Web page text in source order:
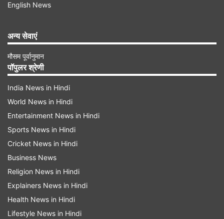
स्टेटस चेक करने का क्या है तरीका
खबर के मुताबिक, निवेशक बीएसई और एनएसई की वेबसाइटों
के साथ-साथ आईपीओ रजिस्ट्रार के ऑफिशियल पोर्टल पर
प्रोस्टारम इंफो सिस्टम्स आईपीओ अलॉटमेंट स्टेटस ऑनलाइन
जांच सकते हैं। केफिन टेक्नोलॉजीज प्रोस्टारम इंफो सिस्टम्स
आईपीओ रजिस्ट्रार है।
English News
अन्य सेवाएं
मौसम पूर्वानुमान
पॉपुलर श्रेणी
India News in Hindi
World News in Hindi
Entertainment News in Hindi
Sports News in Hindi
Cricket News in Hindi
Business News
Religion News in Hindi
Explainers News in Hindi
Health News in Hindi
Lifestyle News in Hindi